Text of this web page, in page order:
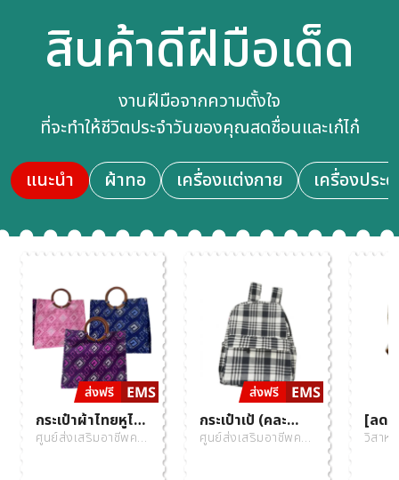
สินค้าดีฝีมือเด็ด
งานฝีมือจากความตั้งใจ
ที่จะทำให้ชีวิตประจำวันของคุณสดชื่อนและเก๋ไก๋
แนะนำ
ผ้าทอ เครื่องแต่งกาย เครื่องประ
กระเป๋าผ้าไทยหูไม้
(คละแบบ) ศูนย์ส่ง
ศูนย์ส่งเสริมอาชีพคน
กระเป๋าเป้ (คละ
แบบ) 1 ใบ ศูนย์ส่ง
ศูนย์ส่งเสริมอาชีพคน
[ลด
เชือ
วิสาห